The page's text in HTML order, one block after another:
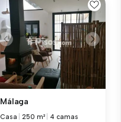
Málaga
Casa |250 m² 4 camas